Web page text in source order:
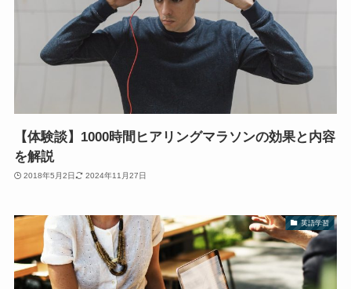
【体験談】1000時間ヒアリングマラソンの効果と内容
を解説
2018年5月2日 2024年11月27日
英語学習